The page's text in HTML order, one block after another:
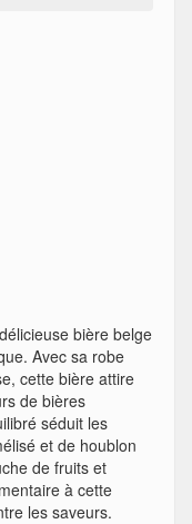
bière belge
Avec sa robe
cette bière attire
de bières
séduit les
et de houblon
de fruits et
à cette
les saveurs.